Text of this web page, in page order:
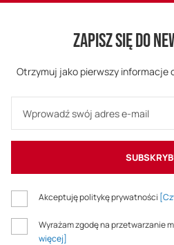
ZAPISZ SIĘ DO
Otrzymuj jako pierwszy informacje
Akceptuję politykę prywatności
Wyrażam zgodę na przetwarzanie
więcej]